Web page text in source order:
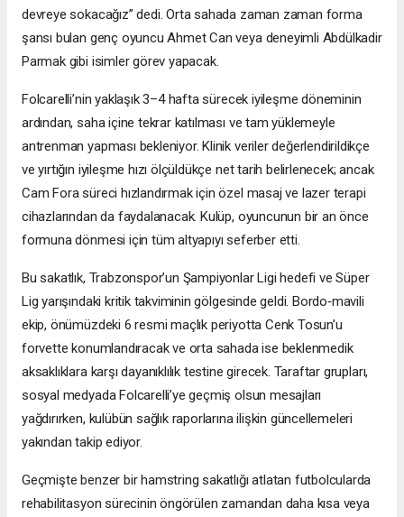
devreye sokacağız” dedi. Orta sahada zaman zaman forma
şansı bulan genç oyuncu Ahmet Can veya deneyimli Abdülkadir
Parmak gibi isimler görev yapacak.
Folcarelli’nin yaklaşık 3–4 hafta sürecek iyileşme döneminin
ardından, saha içine tekrar katılması ve tam yüklemeyle
antrenman yapması bekleniyor. Klinik veriler değerlendirildikçe
ve yırtığın iyileşme hızı ölçüldükçe net tarih belirlenecek; ancak
Cam Fora süreci hızlandırmak için özel masaj ve lazer terapi
cihazlarından da faydalanacak. Kulüp, oyuncunun bir an önce
formuna dönmesi için tüm altyapıyı seferber etti.
Bu sakatlık, Trabzonspor’un Şampiyonlar Ligi hedefi ve Süper
Lig yarışındaki kritik takviminin gölgesinde geldi. Bordo‑mavili
ekip, önümüzdeki 6 resmi maçlık periyotta Cenk Tosun’u
forvette konumlandıracak ve orta sahada ise beklenmedik
aksaklıklara karşı dayanıklılık testine girecek. Taraftar grupları,
sosyal medyada Folcarelli’ye geçmiş olsun mesajları
yağdırırken, kulübün sağlık raporlarına ilişkin güncellemeleri
yakından takip ediyor.
Geçmişte benzer bir hamstring sakatlığı atlatan futbolcularda
rehabilitasyon sürecinin öngörülen zamandan daha kısa veya